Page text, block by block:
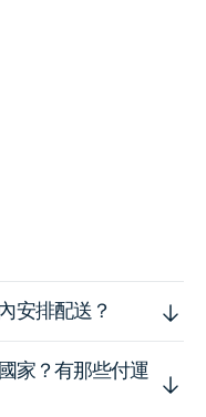
安排配送？
家？有那些付運